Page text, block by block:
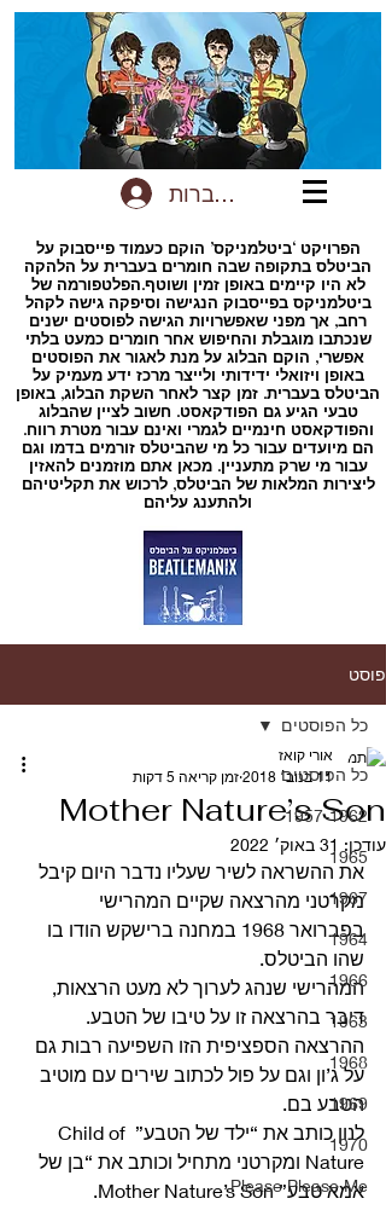
להתחברות
הפרויקט ‘ביטלמניקס’ הוקם כעמוד פייסבוק על
הביטלס בתקופה שבה חומרים בעברית על הלהקה
לא היו קיימים באופן זמין ושוטף.הפלטפורמה של
ביטלמניקס בפייסבוק הנגישה וסיפקה גישה לקהל
רחב, אך מפני שאפשרויות הגישה לפוסטים ישנים
שנכתבו מוגבלת והחיפוש אחר חומרים כמעט בלתי
אפשרי, הוקם הבלוג על מנת לאגור את הפוסטים
באופן ויזואלי ידידותי ולייצר מרכז ידע מעמיק על
הביטלס בעברית. זמן קצר לאחר השקת הבלוג, באופן
טבעי הגיע גם הפודקאסט. חשוב לציין שהבלוג
והפודקאסט חינמיים לגמרי ואינם עבור מטרת רווח.
הם מיועדים עבור כל מי שהביטלס זורמים בדמו וגם
עבור מי שרק מתעניין. מכאן אתם מוזמנים להאזין
ליצירות המלאות של הביטלס, לרכוש את תקליטיהם
ולהתענג עליהם
פוסט
כל הפוסטים
1957-1962
1965
1967
1964
1966
1963
1968
1969
1970
Please Please Me
כל הפוסטים
Mother Nature’s Son
אורי קואז
11 בנוב׳ 2018
זמן קריאה 5 דקות
עודכן: 31 באוק׳ 2022
את ההשראה לשיר שעליו נדבר היום קיבל
מקרטני מהרצאה שקיים המהרישי
בפברואר 1968 במחנה ברישקש הודו בו
שהו הביטלס.
המהרישי שנהג לערוך לא מעט הרצאות,
דיבר בהרצאה זו על טיבו של הטבע.
ההרצאה הספציפית הזו השפיעה רבות גם
על ג’ון וגם על פול לכתוב שירים עם מוטיב
הטבע בם.
לנון כותב את “ילד של הטבע” Child of
Nature ומקרטני מתחיל וכותב את “בן של
אמא טבע” Mother Nature’s Son.